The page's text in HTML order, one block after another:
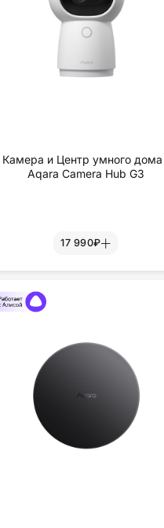
Камера и Центр умного дома |
Aqara Camera Hub G3
17 990₽